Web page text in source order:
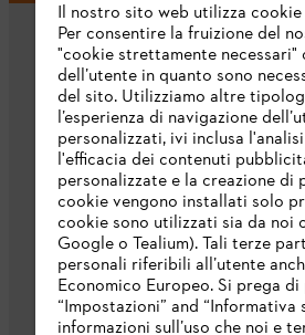
L’azienda
Chi siamo
Scarica il
STIHL
Il nostro sito web utilizza
Per consentire la fruizione del
"cookie strettamente necessari"
dell’utente in quanto sono
del sito. Utilizziamo altre
l’esperienza di navigazione
personalizzati, ivi inclusa
l'efficacia dei contenuti
personalizzate e la creazione
cookie vengono installati solo
cookie sono utilizzati sia da noi
Google o Tealium). Tali terze
personali riferibili all’utente
Economico Europeo. Si prega
“Impostazioni” and
informazioni sull’uso che noi e